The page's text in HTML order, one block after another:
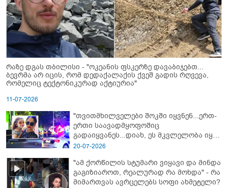
რაზე დგას თბილისი - "ოკეანის ფსკერზე დავაბიჯებთ...
ბევრმა არ იცის, რომ დედაქალაქის ქვეშ გადის რღვევა,
რომელიც ტექტონიკურად აქტიურია"
11-07-2026
"თვითმხილველები შოკში იყვნენ...ერთ-
ერთი საავადმყოფოშიც
გადაიყვანეს...დიახ, ეს მკვლელობა იყო"
- გორში დატრიალებული ტრაგედიის
20-07-2026
"ამ ქორწილის სტუმარი ვიყავი და მინდა
გაგიზიაროთ, რეალურად რა მოხდა" - რა
მიმართვას ავრცელებს სოფი ახმეტელი?